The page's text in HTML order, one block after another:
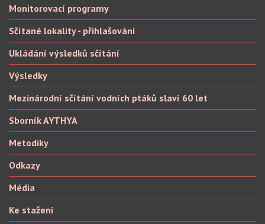
Monitorovací programy
Sčítané lokality - přihlašování
Ukládání výsledků sčítání
Výsledky
Mezinárodní sčítání vodních ptáků slaví 60 let
Sborník AYTHYA
Metodiky
Odkazy
Média
Ke stažení